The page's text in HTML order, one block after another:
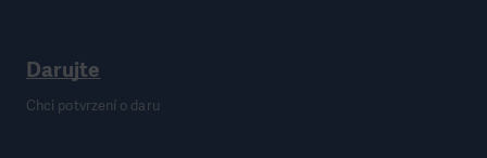
Darujte
Chci potvrzení o daru